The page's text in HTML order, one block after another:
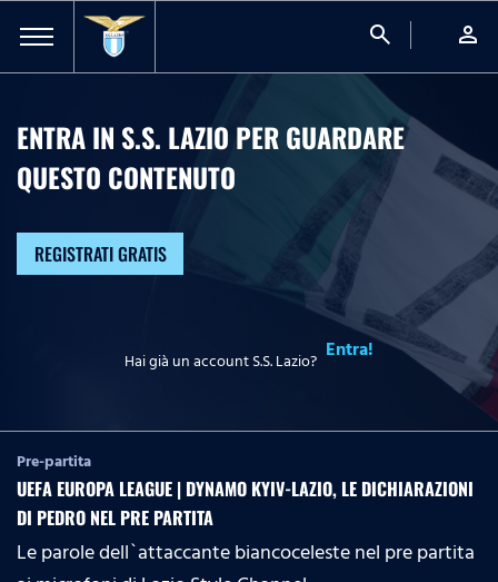
search person
ENTRA IN S.S. LAZIO PER GUARDARE
QUESTO CONTENUTO
REGISTRATI GRATIS
Hai già un account S.S. Lazio? Entra!
Pre-partita
UEFA EUROPA LEAGUE | DYNAMO KYIV-LAZIO, LE DICHIARAZIONI
DI PEDRO NEL PRE PARTITA
Le parole dell`attaccante biancoceleste nel pre partita